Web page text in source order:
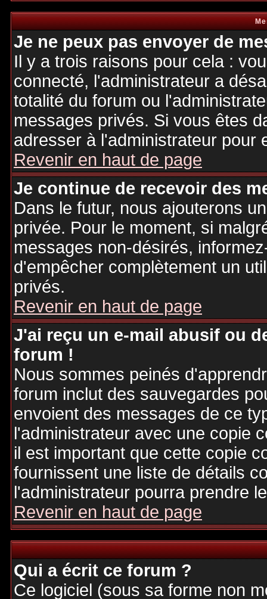
Je ne peux pas envoyer de
Il y a trois raisons pour cela :
connecté, l'administrateur a
totalité du forum ou
messages privés. Si vous êtes
adresser à l'administrateur pour
Revenir en haut de page
Je continue de recevoir des
Dans le futur, nous ajouterons
privée. Pour le moment, si
messages non-désirés,
d'empêcher complètement un
privés.
Revenir en haut de page
J'ai reçu un e-mail abusif ou
forum !
Nous sommes peinés
forum inclut des sauvegardes
envoient des messages de ce
l'administrateur avec une copie
il est important que cette copie
fournissent une liste de détails
l'administrateur pourra prendre
Revenir en haut de page
Qui a écrit ce forum ?
Ce logiciel (sous sa forme non